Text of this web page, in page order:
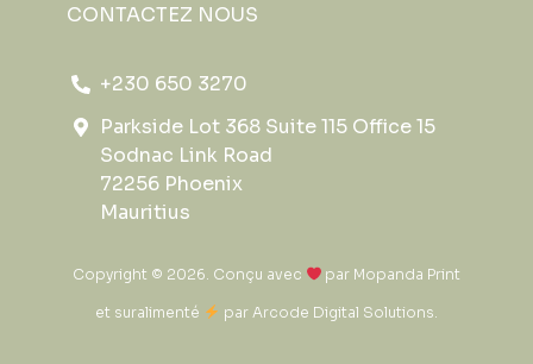
CONTACTEZ NOUS
+230 650 3270
Parkside Lot 368 Suite 115 Office 15
Sodnac Link Road
72256 Phoenix
Mauritius
Copyright © 2026. Conçu avec par Mopanda Print
et suralimenté par Arcode Digital Solutions